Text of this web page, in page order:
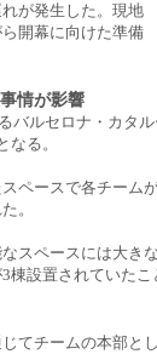
が発生した。現地
開幕に向けた準備
情が影響
バルセロナ・カタ
なる。
ペースで各チーム
。
スペースには大き
棟設置されていたこ
てチームの本部と